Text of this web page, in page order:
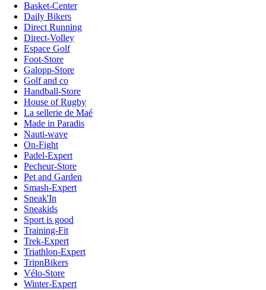
Basket-Center
Daily Bikers
Direct Running
Direct-Volley
Espace Golf
Foot-Store
Galopp-Store
Golf and co
Handball-Store
House of Rugby
La sellerie de Maé
Made in Paradis
Nauti-wave
On-Fight
Padel-Expert
Pecheur-Store
Pet and Garden
Smash-Expert
Sneak'In
Sneakids
Sport is good
Training-Fit
Trek-Expert
Triathlon-Expert
TripnBikers
Vélo-Store
Winter-Expert